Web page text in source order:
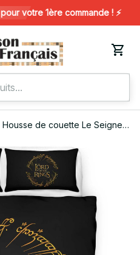
votre 1ère commande ! ⚡️
Housse de couette Le Seigneur